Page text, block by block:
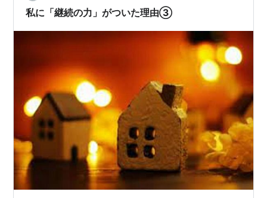
るシーンについても、運動はおろか、日頃からボ…
私に「継続の力」がついた理由③